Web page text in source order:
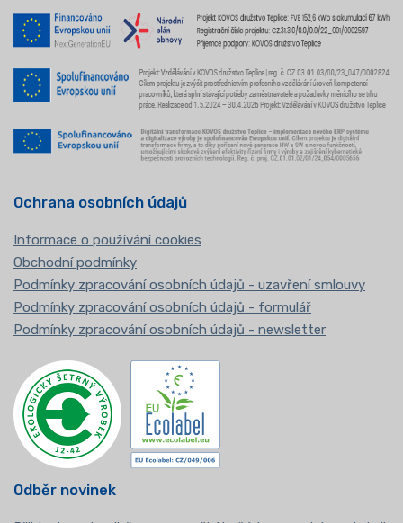
Ochrana osobních údajů
Informace o používání cookies
Obchodní podmínky
Podmínky zpracování osobních údajů - uzavření smlouvy
Podmínky zpracování osobních údajů - formulář
Podmínky zpracování osobních údajů - newsletter
Odběr novinek